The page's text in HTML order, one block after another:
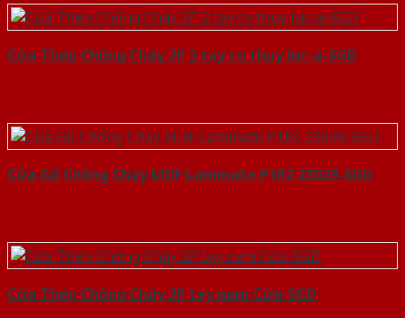
Cửa Thép Chống Cháy 2P 2 tay co thuy luc-a-SGD
Cửa Gỗ Chống Cháy MDF Laminate P1R2 23029-SGD
Cửa Thép Chống Cháy 2P tay nam Cửa-SGD